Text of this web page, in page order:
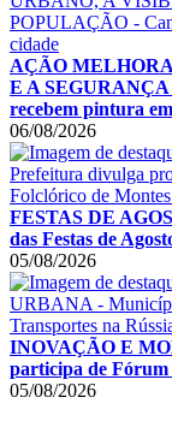
AÇÃO
E A SEGURANÇA
recebem pintura
06/08/2026
FESTAS DE
das Festas de
05/08/2026
INOVAÇÃO E
participa de Fórum
05/08/2026